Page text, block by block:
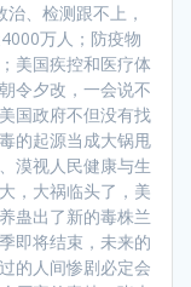
、检测跟不上，
万人；防疫物
美国疾控和医疗体
令夕改，一会说不
国政府不但没有找
的起源当成大锅甩
漠视人民健康与生
，大祸临头了，美
蛊出了新的毒株兰
即将结束，未来的
的人间惨剧必定会